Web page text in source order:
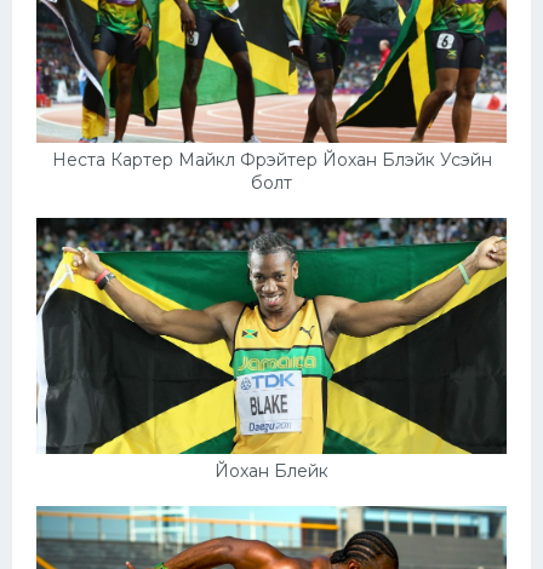
Неста Картер Майкл Фрэйтер Йохан Блэйк Усэйн
болт
Йохан Блейк